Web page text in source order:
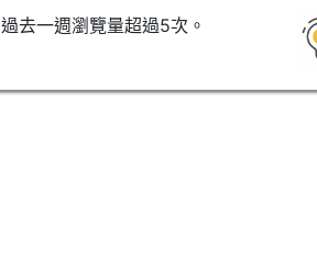
過去一週瀏覽量超過5次。